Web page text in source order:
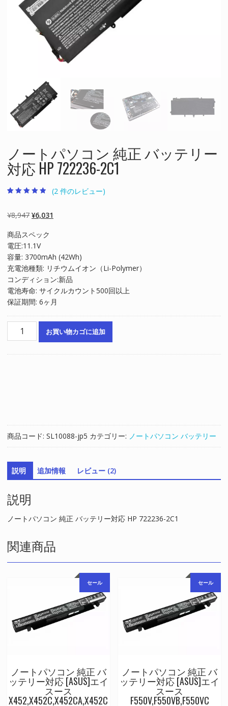
ノートパソコン 純正 バッテリー
対応 HP 722236-2C1
段階評価のう
ち、4.50 点
(2 件のレビュー)
¥8,947 元
価
格
は
¥8,947
で
し
た。
¥6,031
格
は
¥6,031
で
す。
商品スペック
電圧:11.1V
容量: 3700mAh (42Wh)
充電池種類: リチウムイオン（Li-Polymer）
コンディション:新品
電池寿命: サイクルカウント500回以上
保証期間: 6ヶ月
バ
ッ
テ
リ
ー
応
HP
722236-
個
お買い物カゴに追加
商品コード: SL10088-jp5 カテゴリー: ノートパソコン バッテリー
説明 追加情報 レビュー (2)
説明
ノートパソコン 純正 バッテリー対応 HP 722236-2C1
関連商品
セール
ノートパソコン 純正 バ
ッテリー対応 [ASUS]エイ
スース
X452,X452C,X452CA,X452C
セール
ノートパソコン 純正 バ
ッテリー対応 [ASUS]エイ
スース
F550V,F550VB,F550VC